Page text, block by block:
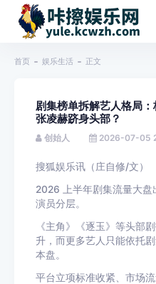
首页 娱乐生活 正文
剧集榜单拆解艺人格局
张凌赫跻身头部？
创始人 2026-07-05
搜狐娱乐讯（庄自修/文）
2026 上半年剧集流量大盘
演员分层。
《主角》《逐玉》等头部
升，而更多艺人只能依托
本盘。
平台立项标准收紧、市场